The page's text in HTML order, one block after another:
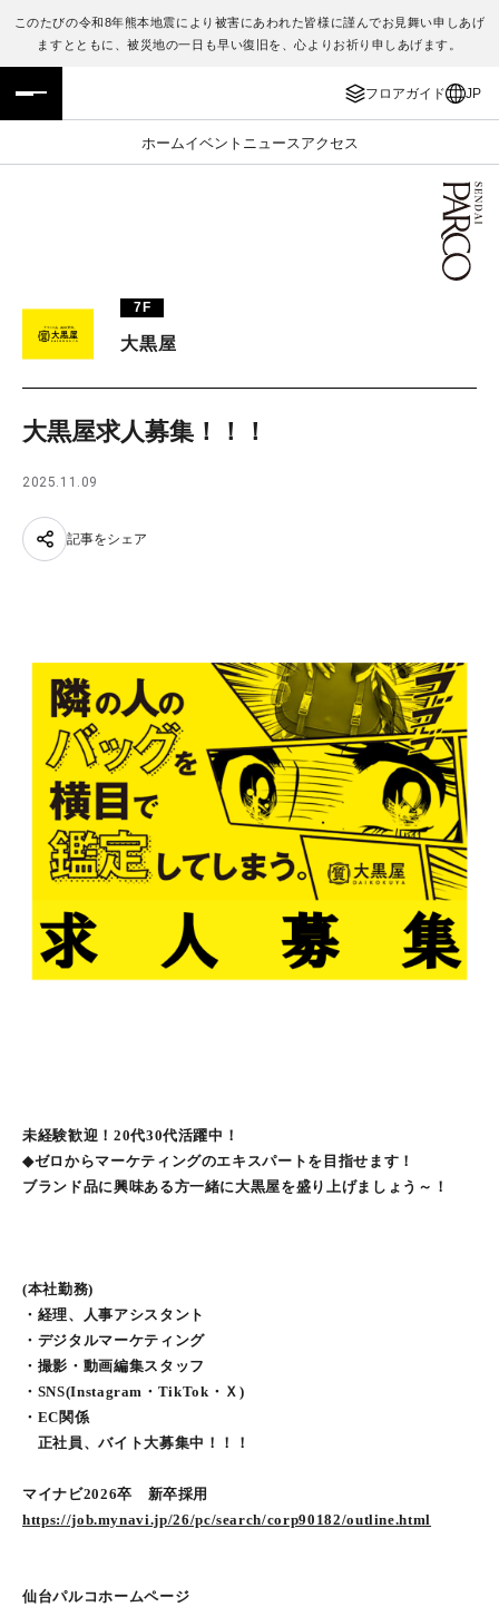
このたびの令和8年熊本地震により被害にあわれた皆様に謹んでお見舞い申しあげ
ますとともに、被災地の一日も早い復旧を、心よりお祈り申しあげます。
フロアガイド JP
ホームイベント ニュース アクセス
フロアガイド
施設案内・アクセス
TAX FREE
ENGLISH
繁体字
日本語
7F
大黒屋
大黒屋求人募集！！！
2025.11.09
記事をシェア
未経験歓迎！20代30代活躍中！
◆ゼロからマーケティングのエキスパートを目指せます！
ブランド品に興味ある方一緒に大黒屋を盛り上げましょう～！
(本社勤務)
・経理、人事アシスタント
・デジタルマーケティング
・撮影・動画編集スタッフ
・SNS(Instagram・TikTok・Ｘ)
・EC関係
正社員、バイト大募集中！！！
マイナビ2026卒 新卒採用
https://job.mynavi.jp/26/pc/search/corp90182/outline.html
仙台パルコホームページ